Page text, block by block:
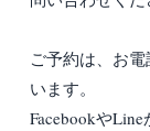
ご予約は、お
います。
Facebookや